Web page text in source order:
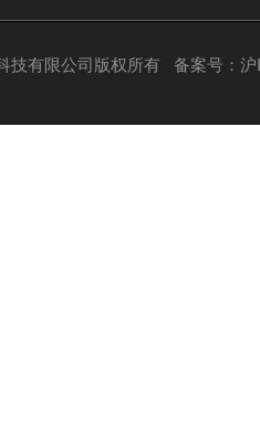
技有限公司版权所有 备案号：